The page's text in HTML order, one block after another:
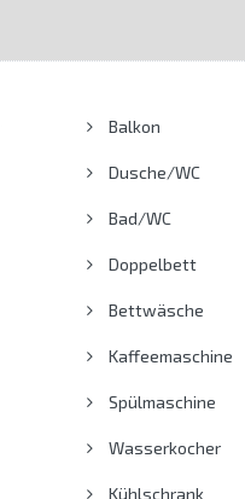
Balkon
Dusche/WC
Bad/WC
Doppelbett
Bettwäsche
Kaffeemaschine
Spülmaschine
Wasserkocher
Kühlschrank